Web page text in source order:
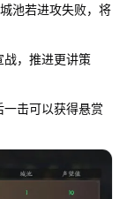
池若进攻失败，将
，推进更讲策
击可以获得悬赏